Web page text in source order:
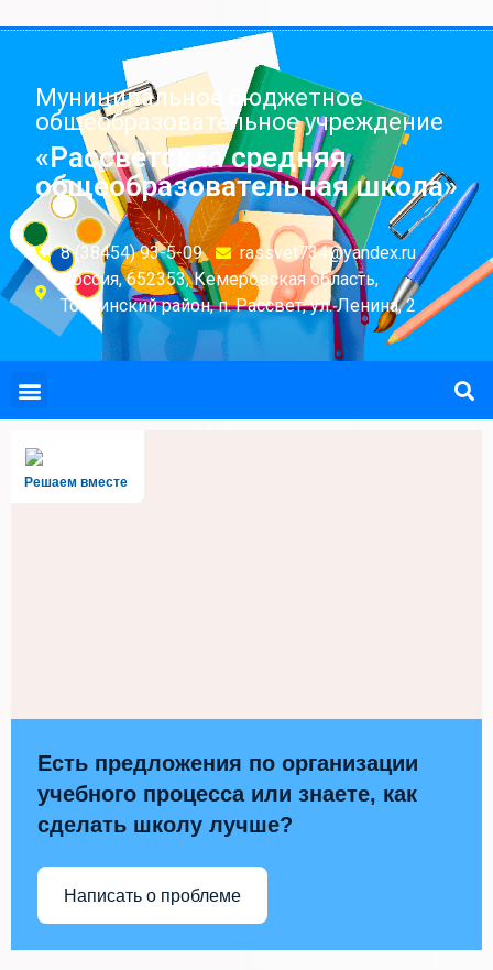
Муниципальное бюджетное
общеобразовательное учреждение
«Рассветская средняя
общеобразовательная школа»
8 (38454) 93-5-09
rassvet734@yandex.ru
Россия, 652353, Кемеровская область,
Топкинский район, п. Рассвет, ул. Ленина, 2
Решаем вместе
Есть предложения по организации
учебного процесса или знаете, как
сделать школу лучше?
Написать о проблеме